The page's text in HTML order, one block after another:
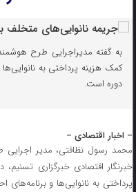
به گفته مدیراجرایی طرح
دوره است.
– اخبار اقتصادی –
محمد رسول نظافتی، مدیر اجرایی
خبرنگار اقتصادی خبرگزاری